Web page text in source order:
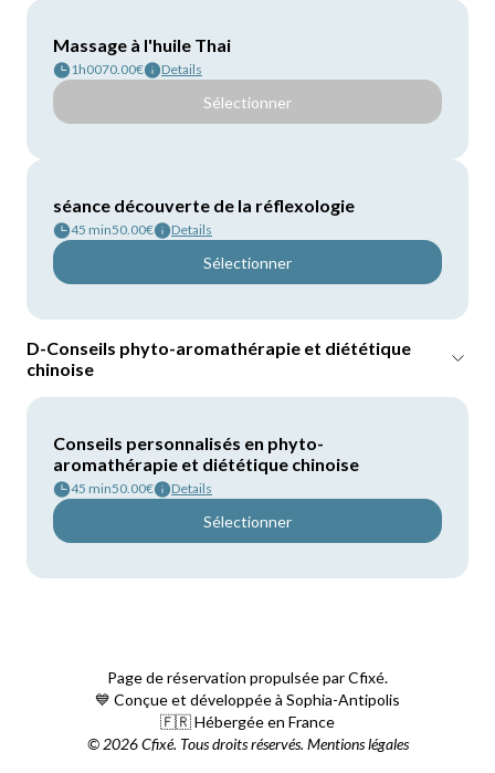
Massage à l'huile Thai
1h0070.00€ Details
Sélectionner
séance découverte de la réflexologie
45 min50.00€ Details
Sélectionner
D-Conseils phyto-aromathérapie et diététique
chinoise
Conseils personnalisés en phyto-
aromathérapie et diététique chinoise
45 min50.00€ Details
Sélectionner
Page de réservation propulsée parCfixé.
💙 Conçue et développée à Sophia-Antipolis
🇫🇷 Hébergée en France
© 2026Cfixé. Tous droits réservés. Mentions légales